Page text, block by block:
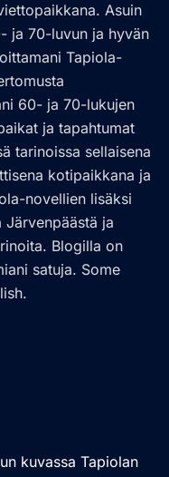
Asuin
ja 70-luvun ja hyvän
Tapiola-
60- ja 70-lukujen
ja tapahtumat
tarinoissa sellaisena
kotipaikkana ja
novellien lisäksi
ja
Blogilla on
satuja. Some
kuvassa Tapiolan